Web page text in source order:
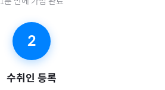
2
수취인 등록